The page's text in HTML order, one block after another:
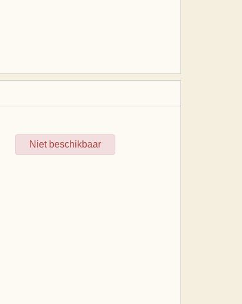
Niet beschikbaar